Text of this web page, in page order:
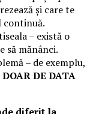
și care te
continuă.
– există o
să mănânci.
– de exemplu,
DOAR DE DATA